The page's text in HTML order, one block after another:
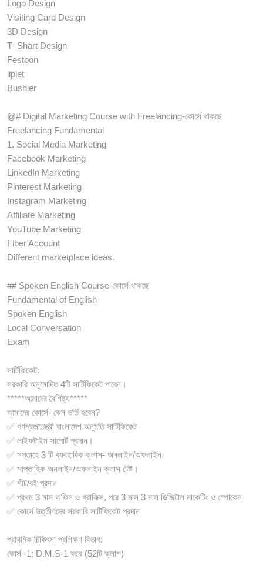
Logo Design
Visiting Card Design
3D Design
T- Shart Design
Festoon
liplet
Bushier
@# Digital Marketing Course with Freelancing-কোর্সে থাকছে
Freelancing Fundamental
1. Social Media Marketing
Facebook Marketing
LinkedIn Marketing
Pinterest Marketing
Instagram Marketing
Affiliate Marketing
YouTube Marketing
Fiber Account
Different marketplace ideas.
## Spoken English Course-কোর্সে থাকছে
Fundamental of English
Spoken English
Local Conversation
Exam
সার্টিফিকেট:
সরকারি অনুমোদিত 4টি সার্টিফিকেট পাবেন।
*****আমাদের বৈশিষ্ট্য*****
আমাদের কোর্সে- কেন ভর্তি হবেন?
✅ গণপ্রজাতন্ত্রী বাংলাদেশ অনুমতি সার্টিফিকেট
✅ লাইফটাইম সাপোর্ট প্রদান।
✅ সপ্তাহে 3 টি ব্যবহারিক ক্লাস- অনলাইন/অফলাইন
✅ সাপ্তাহিক অনলাইন/অফলাইন ক্লাস টেষ্ট।
✅ শীট/বই প্রদান
✅ প্রথম 3 মাস অফিস ও গ্রাফিক্স, পরে 3 মাস 3 মাস ডিজিটাল মাকেটিং ও স্পোকেন
✅ কোর্সে উর্ত্তীর্ণদের সরকারি সার্টিফিকেট প্রদান
প্রাথমিক চিকিৎসা প্রশিক্ষণ বিভাগ:
কোর্স -1: D.M.S-1 বছর (52টি ক্লাশ)